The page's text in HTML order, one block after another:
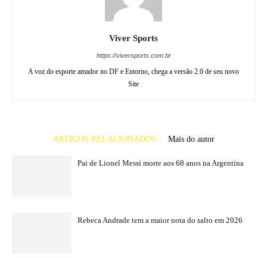
Viver Sports
https://viversports.com.br
A voz do esporte amador no DF e Entorno, chega a versão 2.0 de seu novo
Site
ARTIGOS RELACIONADOS Mais do autor
Pai de Lionel Messi morre aos 68 anos na Argentina
Rebeca Andrade tem a maior nota do salto em 2026